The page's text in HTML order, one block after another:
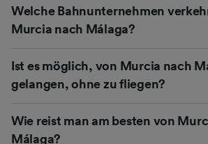
Welche Bahnunternehmen
Murcia nach Málaga?
Ist es möglich, von Murcia nach
gelangen, ohne zu fliegen?
Wie reist man am besten von
Málaga?